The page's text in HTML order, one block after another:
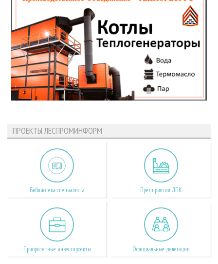
ПРОЕКТЫ ЛЕСПРОМИНФОРМ
Библиотека специалиста Предприятия ЛПК
Приоритетные инвестпроекты Официальные делегации